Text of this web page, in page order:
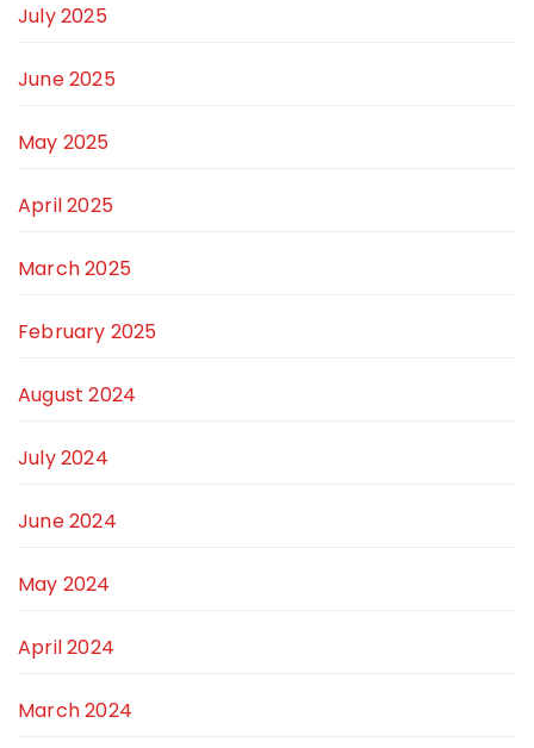
July 2025
June 2025
May 2025
April 2025
March 2025
February 2025
August 2024
July 2024
June 2024
May 2024
April 2024
March 2024